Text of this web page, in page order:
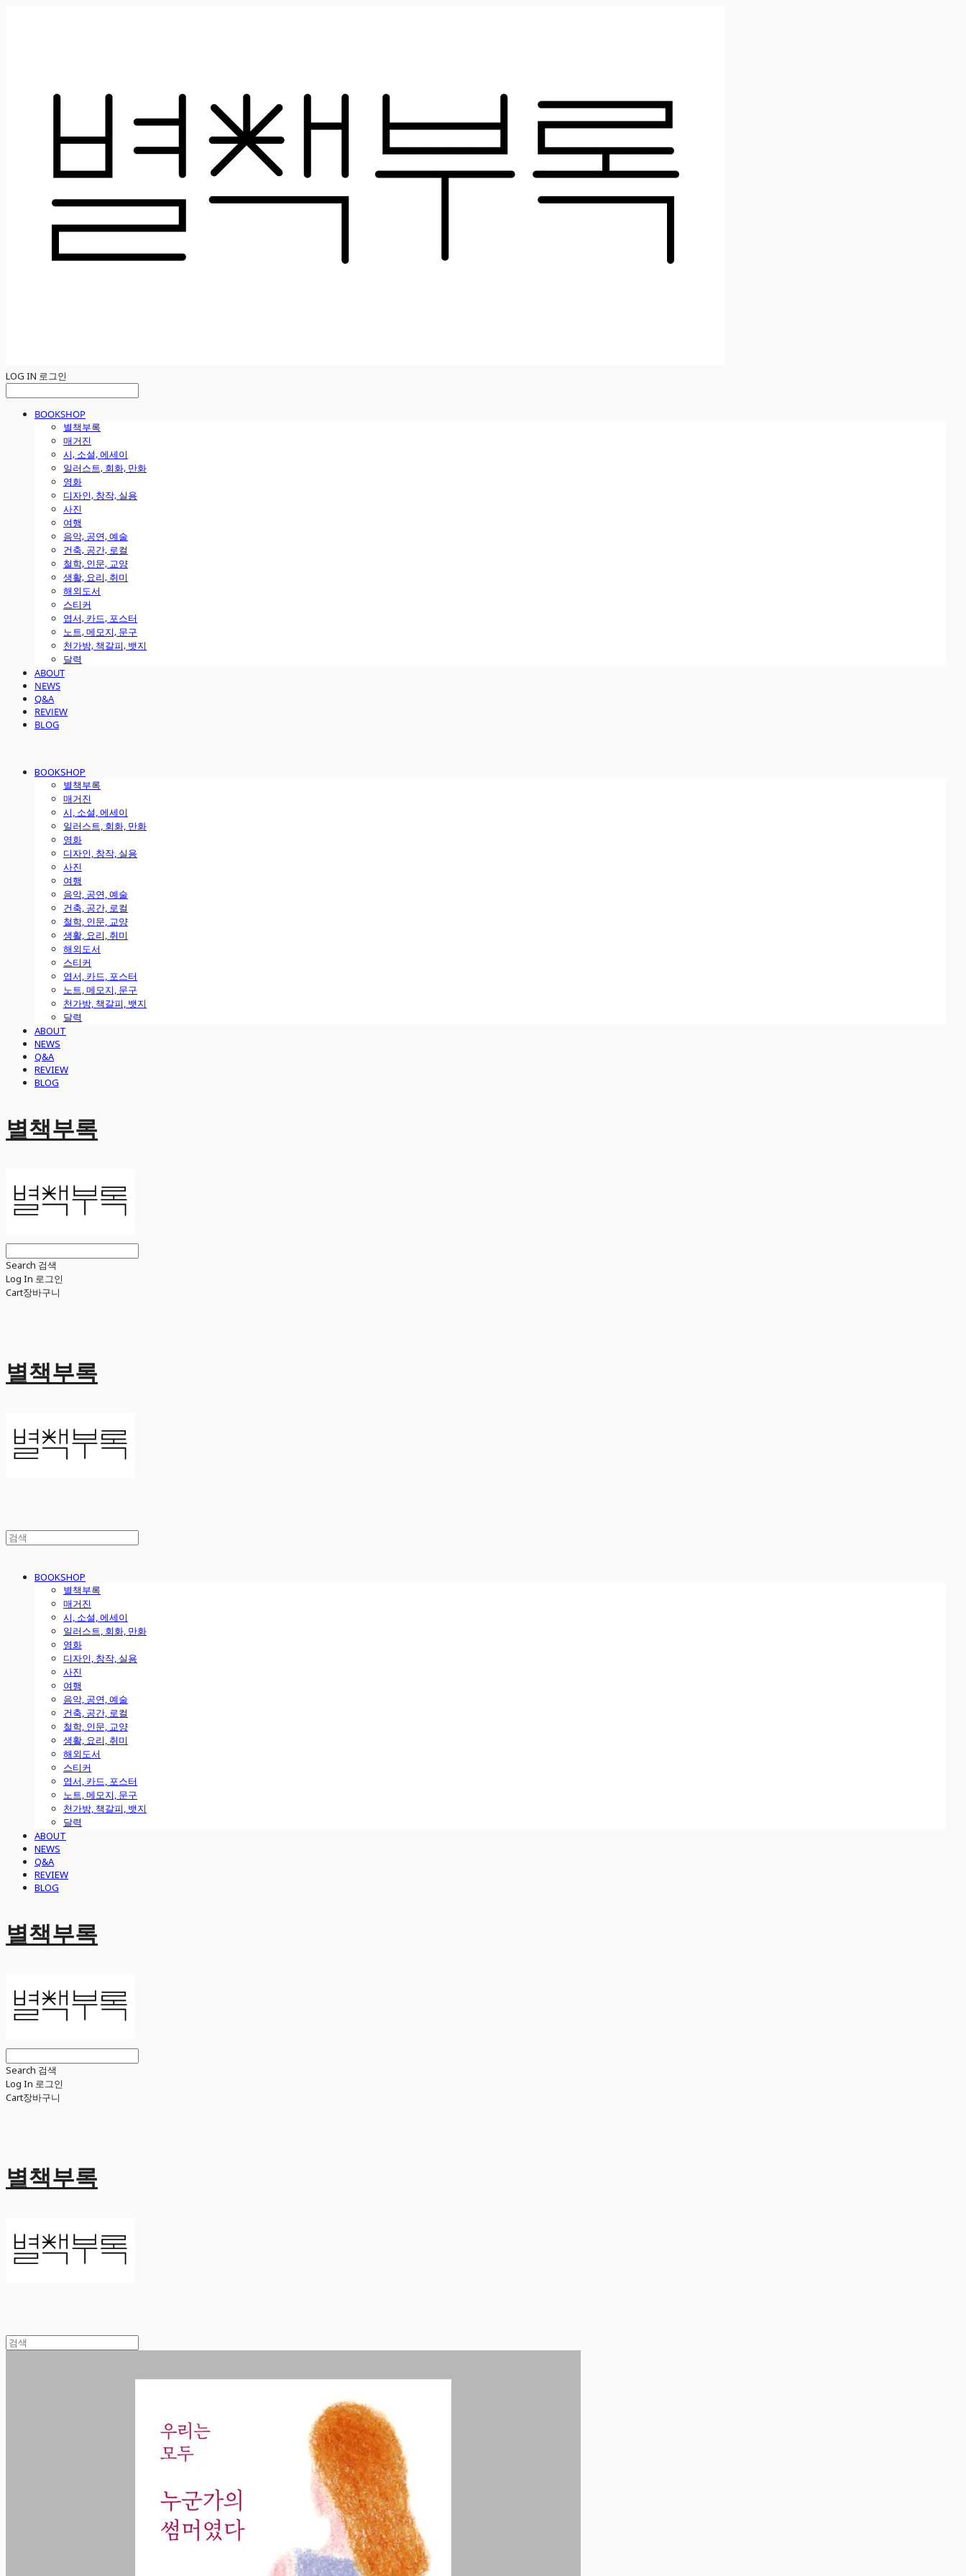
LOG IN 로그인
BOOKSHOP
별책부록
매거진
시, 소설, 에세이
일러스트, 회화, 만화
영화
디자인, 창작, 실용
사진
여행
음악, 공연, 예술
건축, 공간, 로컬
철학, 인문, 교양
생활, 요리, 취미
해외도서
스티커
엽서, 카드, 포스터
노트, 메모지, 문구
천가방, 책갈피, 뱃지
달력
ABOUT
NEWS
Q&A
REVIEW
BLOG
BOOKSHOP
별책부록
매거진
시, 소설, 에세이
일러스트, 회화, 만화
영화
디자인, 창작, 실용
사진
여행
음악, 공연, 예술
건축, 공간, 로컬
철학, 인문, 교양
생활, 요리, 취미
해외도서
스티커
엽서, 카드, 포스터
노트, 메모지, 문구
천가방, 책갈피, 뱃지
달력
ABOUT
NEWS
Q&A
REVIEW
BLOG
별책부록
Search 검색
Log In 로그인
Cart장바구니
별책부록
BOOKSHOP
별책부록
매거진
시, 소설, 에세이
일러스트, 회화, 만화
영화
디자인, 창작, 실용
사진
여행
음악, 공연, 예술
건축, 공간, 로컬
철학, 인문, 교양
생활, 요리, 취미
해외도서
스티커
엽서, 카드, 포스터
노트, 메모지, 문구
천가방, 책갈피, 뱃지
달력
ABOUT
NEWS
Q&A
REVIEW
BLOG
별책부록
Search 검색
Log In 로그인
Cart장바구니
별책부록